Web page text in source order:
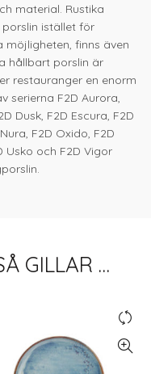
material. Rustika
istället för
finns även
hållbart porslin är
restauranger en enorm
serierna F2D Aurora,
Dusk, F2D Escura, F2D
F2D Oxido, F2D
Usko och F2D Vigor
GILLAR …